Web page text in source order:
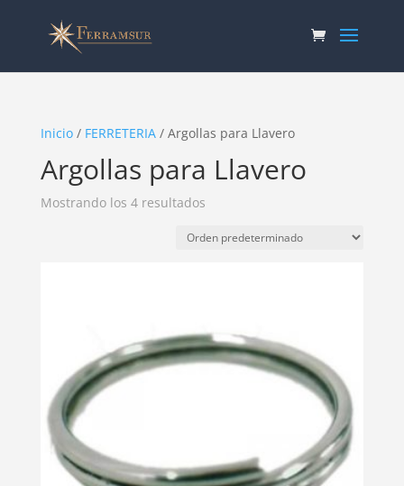
Inicio/ FERRETERIA/ Argollas para Llavero
Argollas para Llavero
Mostrando los 4 resultados